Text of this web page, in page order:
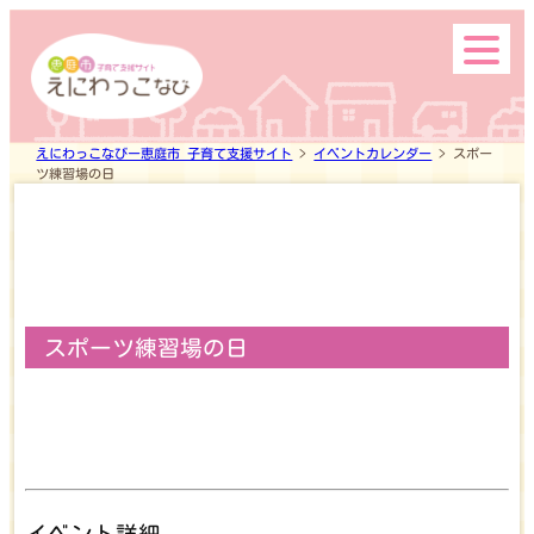
えにわっこなびー恵庭市 子育て支援サイト > イベントカレンダー > スポー
ツ練習場の日
スポーツ練習場の日
top